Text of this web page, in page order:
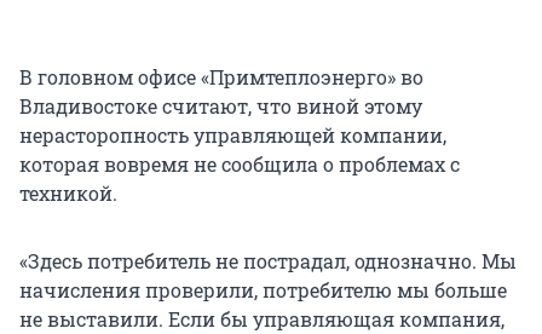
В головном офисе «Примтеплоэнерго» во
Владивостоке считают, что виной этому
нерасторопность управляющей компании,
которая вовремя не сообщила о проблемах с
техникой.
«Здесь потребитель не пострадал, однозначно. Мы
начисления проверили, потребителю мы больше
не выставили. Если бы управляющая компания,